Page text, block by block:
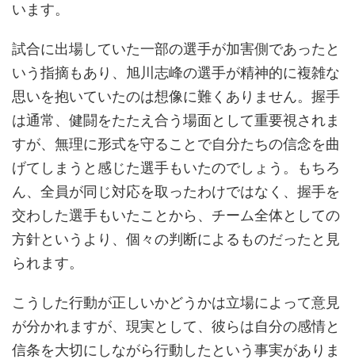
います。
試合に出場していた一部の選手が加害側であったと
いう指摘もあり、旭川志峰の選手が精神的に複雑な
思いを抱いていたのは想像に難くありません。握手
は通常、健闘をたたえ合う場面として重要視されま
すが、無理に形式を守ることで自分たちの信念を曲
げてしまうと感じた選手もいたのでしょう。もちろ
ん、全員が同じ対応を取ったわけではなく、握手を
交わした選手もいたことから、チーム全体としての
方針というより、個々の判断によるものだったと見
られます。
こうした行動が正しいかどうかは立場によって意見
が分かれますが、現実として、彼らは自分の感情と
信条を大切にしながら行動したという事実がありま